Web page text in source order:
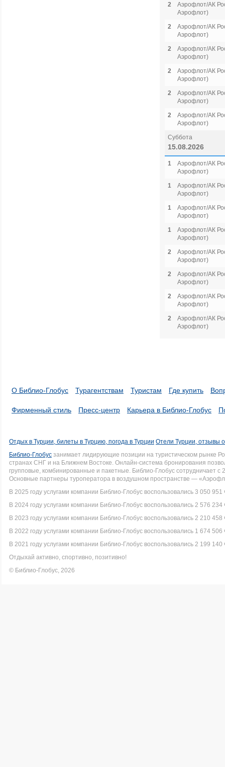
2
Аэрофлот/АК
Аэрофлот)
2
Аэрофлот/АК
Аэрофлот)
2
Аэрофлот/АК
Аэрофлот)
2
Аэрофлот/АК
Аэрофлот)
2
Аэрофлот/АК
Аэрофлот)
2
Аэрофлот/АК
Аэрофлот)
Суббота
15.08.2026
1
Аэрофлот/АК
Аэрофлот)
1
Аэрофлот/АК
Аэрофлот)
1
Аэрофлот/АК
Аэрофлот)
1
Аэрофлот/АК
Аэрофлот)
2
Аэрофлот/АК
Аэрофлот)
2
Аэрофлот/АК
Аэрофлот)
2
Аэрофлот/АК
Аэрофлот)
2
Аэрофлот/АК
Аэрофлот)
О Библио-Глобус Турагентствам Туристам Где купить
Фирменный стиль Пресс-центр Карьера в Библио-Глобус
Отдых в Турции, билеты в Турцию, погода в Турции Отели Турции, отзывы
Библио-Глобус занимает лидирующие позиции на туристическом рынке
странах СНГ и на Ближнем Востоке. Онлайн-система бронирования
групповые, комбинированные и пакетные. Библио-Глобус сотрудничает
Основные партнеры туроператора в воздушном пространстве —
В 2025 году услугами компании Библио-Глобус воспользовались 3 050 951
В 2024 году услугами компании Библио-Глобус воспользовались 2 576 234
В 2023 году услугами компании Библио-Глобус воспользовались 2 210 458
В 2022 году услугами компании Библио-Глобус воспользовались 1 674 506
В 2021 году услугами компании Библио-Глобус воспользовались 2 199 140
Отдыхай активно, спортивно, позитивно!
© Библио-Глобус, 2026